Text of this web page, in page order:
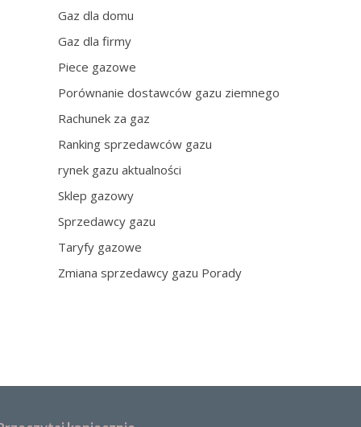
Gaz dla domu
Gaz dla firmy
Piece gazowe
Porównanie dostawców gazu ziemnego
Rachunek za gaz
Ranking sprzedawców gazu
rynek gazu aktualności
Sklep gazowy
Sprzedawcy gazu
Taryfy gazowe
Zmiana sprzedawcy gazu Porady